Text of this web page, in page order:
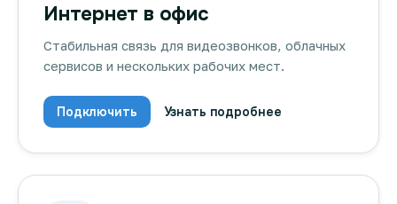
Интернет в офис
Стабильная связь для видеозвонков, облачных
сервисов и нескольких рабочих мест.
Подключить Узнать подробнее